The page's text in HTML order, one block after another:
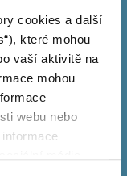
cookies a další
které mohou
vaší aktivitě na
mohou
webu nebo
Spotřeba na
50 %
ČR
zelenou